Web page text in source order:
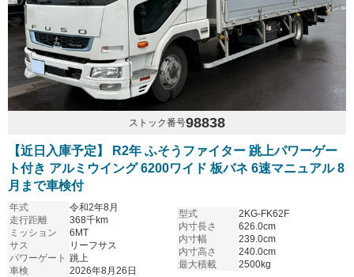
ストック番号98838
【近日入庫予定】 R2年 ふそうファイター 跳上パワーゲー
ト付き アルミウイング 6200ワイド 板バネ 6速マニュアル 8
月まで車検付
年式
令和2年8月
走行距離
368千km
ミッション
6MT
サス
リーフサス
パワーゲート 跳上
車検
2026年8月26日
型式
2KG-FK62F
内寸長さ
626.0cm
内寸幅
239.0cm
内寸高さ
240.0cm
最大積載
2500kg